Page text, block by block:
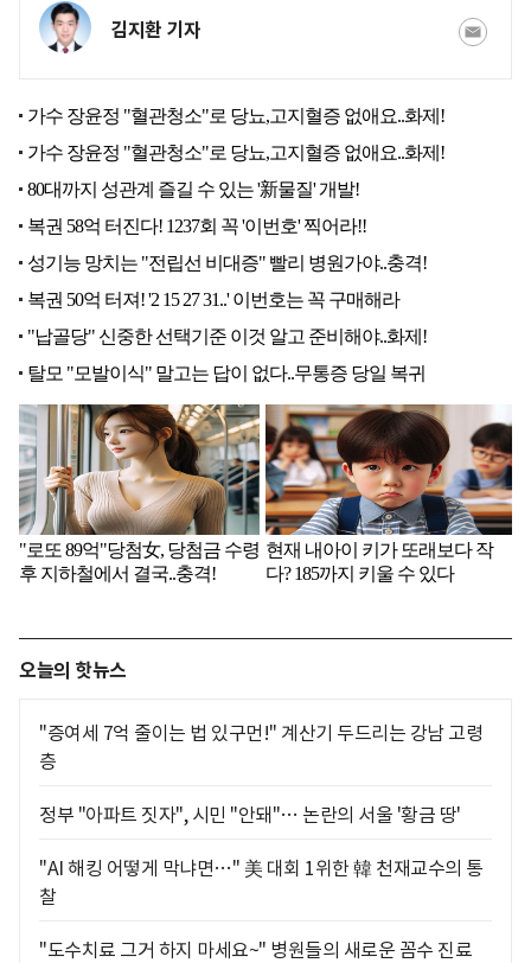
김지환 기자
오늘의 핫뉴스
"증여세 7억 줄이는 법 있구먼!" 계산기 두드리는 강남 고령
층
정부 "아파트 짓자", 시민 "안돼"… 논란의 서울 '황금 땅'
"AI 해킹 어떻게 막냐면…" 美 대회 1위한 韓 천재교수의 통
찰
"도수치료 그거 하지 마세요~" 병원들의 새로운 꼼수 진료